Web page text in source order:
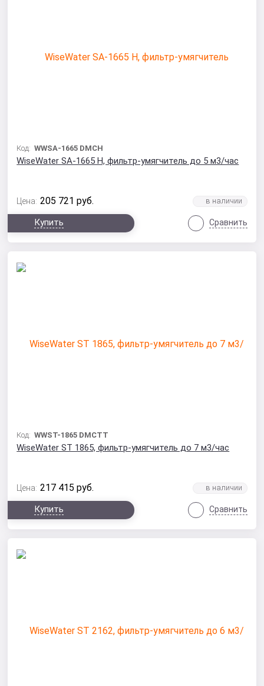
Код:WWSA-1665 DMCH
WiseWater SA-1665 H, фильтр-умягчитель до 5 м3/час
Цена: 205 721 руб.
Купить Сравнить
Код:WWST-1865 DMCTT
WiseWater ST 1865, фильтр-умягчитель до 7 м3/час
Цена: 217 415 руб.
Купить Сравнить